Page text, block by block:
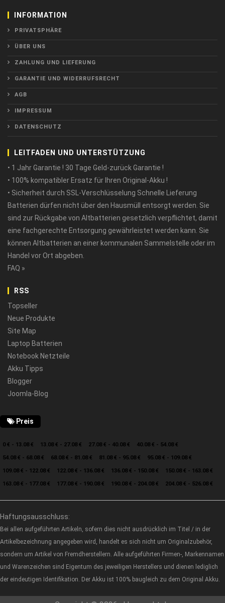
INFORMATION
PRIVATSPHÄRE
ÜBER UNS
ZAHLUNG UND LIEFERUNG
GARANTIE UND WIDERRUFSRECHT
AGB
IMPRESSUM
DATENSCHUTZ
LEITFADEN UND UNTERSTÜTZUNG
• 1 Jahr Garantie ! 30 Tage Geld-zurück Garantie !
• 100% kompatibler Ersatz für Ihren Original-Akku !
• Sicherheit durch SSL-Verschlüsselung Schnelle Lieferung
Batterien dürfen nicht über den Hausmüll entsorgt werden. Sie
sind zur Rückgabe von Altbatterien gesetzlich verpflichtet, damit
eine fachgerechte Entsorgung gewährleistet werden kann. Sie
können Altbatterien an einer kommunalen Sammelstelle oder im
Handel vor Ort abgeben.
FAQ »
RSS
Topseller
Neue Produkte
Site Map
Laptop Batterien
Notebook Netzteile
Akku Tipps
Blogger
Joomla-Blog
Preis
0 € - 13.08 € 13.08 € - 27.08 € 27.08 € - 40.08 €
40.08 € - 54.08 €
54.08 € - 68.08 €
68.08 € - 81.08 € 81.08 € - 95.08 €
95.08 € - 109.08 €
109.08 € - 122.08 €
122.08 € - 136.08 € 136.08 € - 150.08 €
150.08 € - 163.08 €
163.08 € - 177.08 €
177.08 € - 190.08 € 190.08 € - 204.08 € 204.08 € - 526.08 €
Haftungsausschluss:
Bei allen aufgeführten Artikeln, sofern dies nicht ausdrücklich im Titel / in der
Artikelbezeichnung angegeben wird, handelt es sich nicht um Originalzubehör,
sondern um Artikel von Fremdherstellern. Alle aufgeführten Firmen-, Markennamen
und Warenzeichen sind Eigentum des jeweiligen Herstellers und dienen lediglich
der eindeutigen Identifikation. Der Akku ist 100% baugleich zu dem Original Akku.